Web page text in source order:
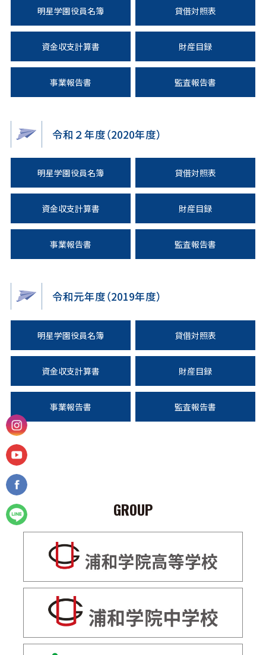
明星学園役員名簿 貸借対照表
資金収支計算書 財産目録
事業報告書 監査報告書
令和２年度（2020年度）
明星学園役員名簿 貸借対照表
資金収支計算書 財産目録
事業報告書 監査報告書
令和元年度（2019年度）
明星学園役員名簿 貸借対照表
資金収支計算書 財産目録
事業報告書 監査報告書
GROUP